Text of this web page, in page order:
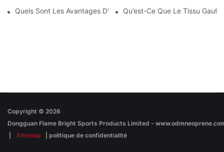
Quels Sont Les Avantages D'utiliser Une Housse En Néoprène
Qu’est-Ce Que Le Tissu
Copyright © 2026
Sitemap politique de confidentialité